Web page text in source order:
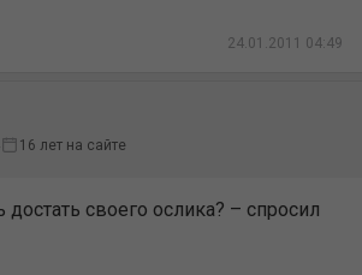
24.01.2011 04:49
16 лет на сайте
своего ослика? – спросил